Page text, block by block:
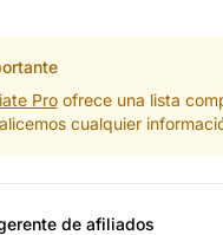
Proofrece una lista
cualquier
de afiliados